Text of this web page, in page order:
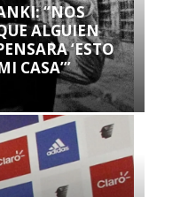
“NOS
ALGUIEN
‘ESTO
CASA’”